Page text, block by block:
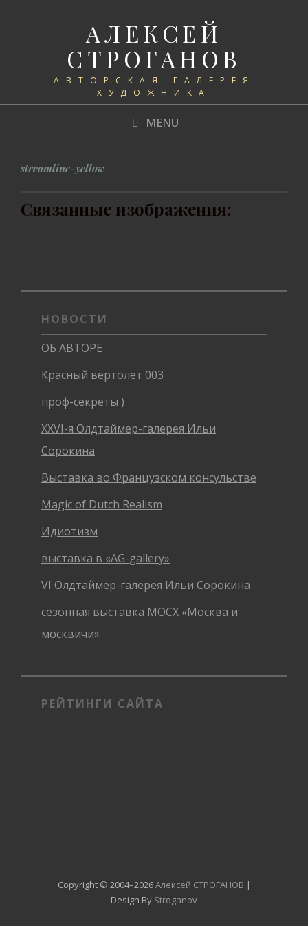
АЛЕКСЕЙ
СТРОГАНОВ
АВТОРСКАЯ ГАЛЕРЕЯ
ХУДОЖНИКА
MENU
streamline-yellow
Связанные изображения:
НОВОСТИ
ОБ АВТОРЕ
Красный вертолёт 003
проф-секреты )
XXVI-я Олдтаймер-галерея Ильи
Сорокина
Выставка во Французском консульстве
Magic of Dutch Realism
Идиотизм
выставка в «AG-gallery»
VI Олдтаймер-галерея Ильи Сорокина
сезонная выставка МОСХ «Москва и
москвичи»
РЕЙТИНГИ САЙТА
Copyright © 2004–2026Алексей СТРОГАНОВ |
Design By Stroganov